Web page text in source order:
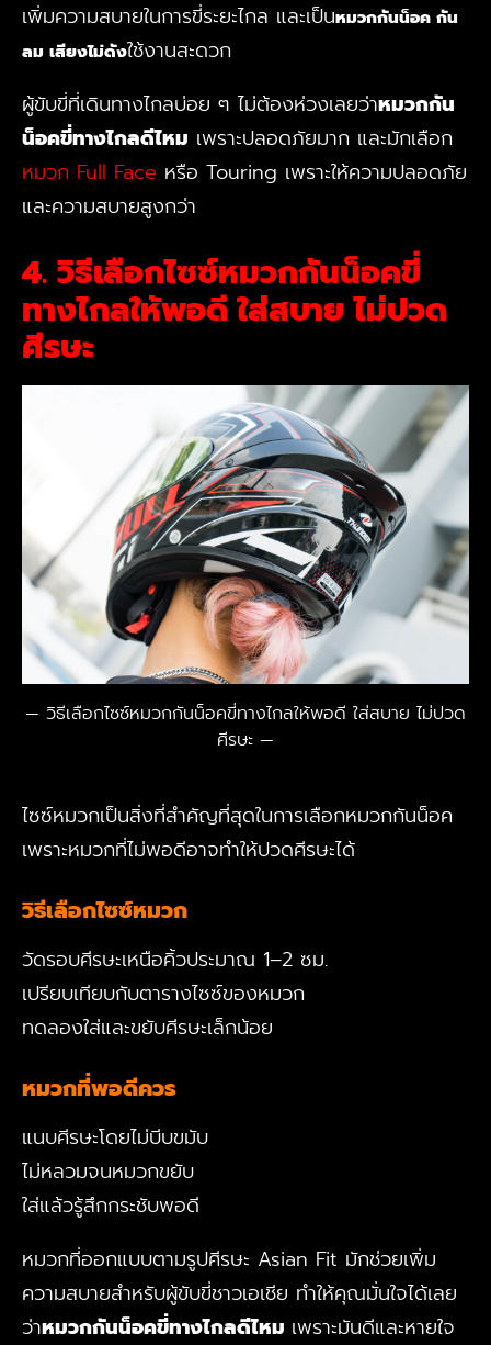
เพิ่มความสบายในการขี่ระยะไกล และเป็นหมวกกันน็อค กัน
ลม เสียงไม่ดังใช้งานสะดวก
ผู้ขับขี่ที่เดินทางไกลบ่อย ๆ ไม่ต้องห่วงเลยว่าหมวกกัน
น็อคขี่ทางไกลดีไหม เพราะปลอดภัยมาก และมักเลือก
หมวก Full Face หรือ Touring เพราะให้ความปลอดภัย
และความสบายสูงกว่า
4. วิธีเลือกไซซ์หมวกกันน็อคขี่
ทางไกลให้พอดี ใส่สบาย ไม่ปวด
ศีรษะ
วิธีเลือกไซซ์หมวกกันน็อคขี่ทางไกลให้พอดี ใส่สบาย ไม่ปวด
ศีรษะ
ไซซ์หมวกเป็นสิ่งที่สำคัญที่สุดในการเลือกหมวกกันน็อค
เพราะหมวกที่ไม่พอดีอาจทำให้ปวดศีรษะได้
วิธีเลือกไซซ์หมวก
วัดรอบศีรษะเหนือคิ้วประมาณ 1–2 ซม.
เปรียบเทียบกับตารางไซซ์ของหมวก
ทดลองใส่และขยับศีรษะเล็กน้อย
หมวกที่พอดีควร
แนบศีรษะโดยไม่บีบขมับ
ไม่หลวมจนหมวกขยับ
ใส่แล้วรู้สึกกระชับพอดี
หมวกที่ออกแบบตามรูปศีรษะ Asian Fit มักช่วยเพิ่ม
ความสบายสำหรับผู้ขับขี่ชาวเอเชีย ทำให้คุณมั่นใจได้เลย
ว่าหมวกกันน็อคขี่ทางไกลดีไหม เพราะมันดีและหายใจ